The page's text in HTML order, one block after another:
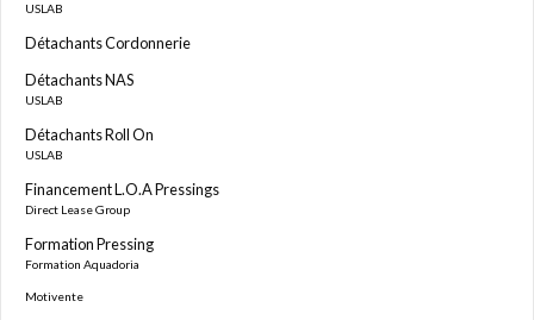
USLAB
Détachants Cordonnerie
Détachants NAS
USLAB
Détachants Roll On
USLAB
Financement L.O.A Pressings
Direct Lease Group
Formation Pressing
Formation Aquadoria
Motivente